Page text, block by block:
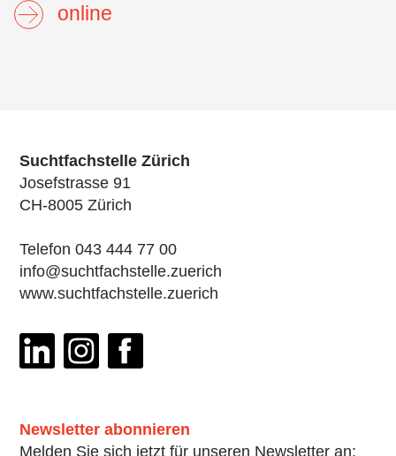
Herr
Name*
Vorname*
Funktion
Institution
online
Suchtfachstelle Zürich
Josefstrasse 91
CH-8005 Zürich
Telefon 043 444 77 00
info@suchtfachstelle.zuerich
www.suchtfachstelle.zuerich
Newsletter abonnieren
Melden Sie sich jetzt für unseren Newsletter an: